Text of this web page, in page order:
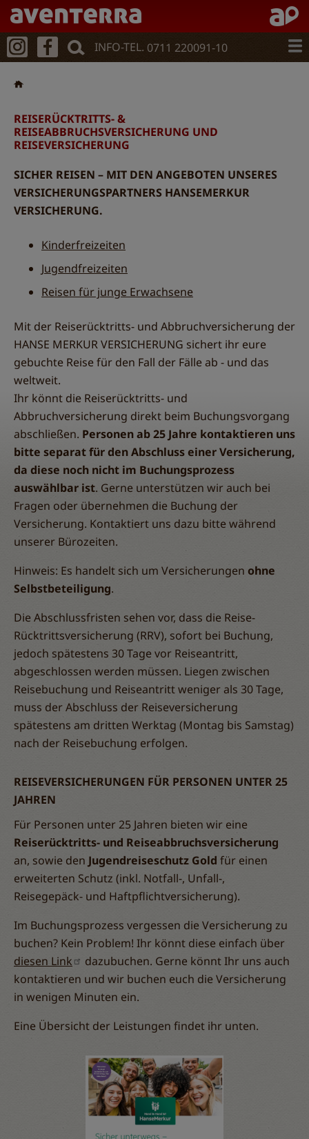
Direkt
zum
Inhalt
INFO-TEL. 0711 220091-10
REISERÜCKTRITTS- &
REISEABBRUCHSVERSICHERUNG UND
REISEVERSICHERUNG
SICHER REISEN – MIT DEN ANGEBOTEN UNSERES
VERSICHERUNGSPARTNERS HANSEMERKUR
VERSICHERUNG.
Kinderfreizeiten
Jugendfreizeiten
Reisen für junge Erwachsene
Mit der Reiserücktritts- und Abbruchversicherung der
HANSE MERKUR VERSICHERUNG sichert ihr eure
gebuchte Reise für den Fall der Fälle ab - und das
weltweit.
Ihr könnt die Reiserücktritts- und
Abbruchversicherung direkt beim Buchungsvorgang
abschließen. Personen ab 25 Jahre kontaktieren uns
bitte separat für den Abschluss einer Versicherung,
da diese noch nicht im Buchungsprozess
auswählbar ist. Gerne unterstützen wir auch bei
Fragen oder übernehmen die Buchung der
Versicherung. Kontaktiert uns dazu bitte während
unserer Bürozeiten.
Hinweis: Es handelt sich um Versicherungen ohne
Selbstbeteiligung.
Die Abschlussfristen sehen vor, dass die Reise-
Rücktrittsversicherung (RRV), sofort bei Buchung,
jedoch spätestens 30 Tage vor Reiseantritt,
abgeschlossen werden müssen. Liegen zwischen
Reisebuchung und Reiseantritt weniger als 30 Tage,
muss der Abschluss der Reiseversicherung
spätestens am dritten Werktag (Montag bis Samstag)
nach der Reisebuchung erfolgen.
REISEVERSICHERUNGEN FÜR PERSONEN UNTER 25
JAHREN
Für Personen unter 25 Jahren bieten wir eine
Reiserücktritts- und Reiseabbruchsversicherung
an, sowie den Jugendreiseschutz Gold für einen
erweiterten Schutz (inkl. Notfall-, Unfall-,
Reisegepäck- und Haftpflichtversicherung).
Im Buchungsprozess vergessen die Versicherung zu
buchen? Kein Problem! Ihr könnt diese einfach über
diesen Link
dazubuchen. Gerne könnt Ihr uns auch
kontaktieren und wir buchen euch die Versicherung
in wenigen Minuten ein.
Eine Übersicht der Leistungen findet ihr unten.